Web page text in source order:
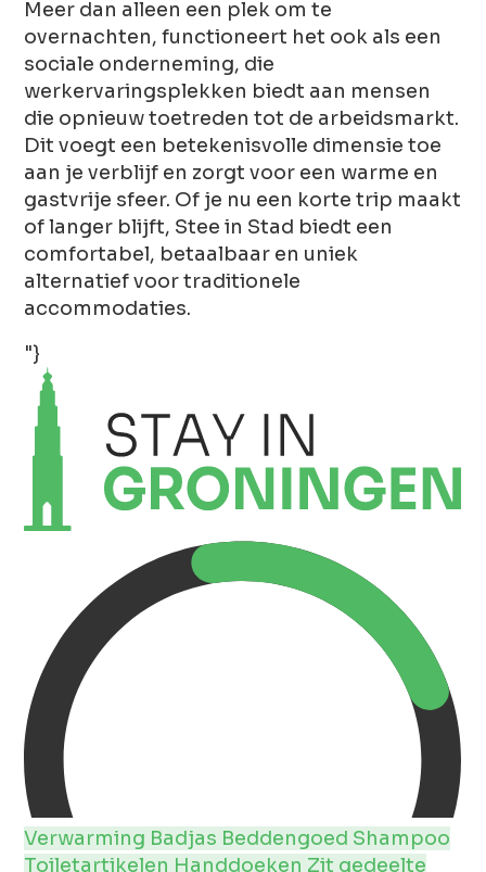
Meer dan alleen een plek om te
overnachten, functioneert het ook als een
sociale onderneming, die
werkervaringsplekken biedt aan mensen
die opnieuw toetreden tot de arbeidsmarkt.
Dit voegt een betekenisvolle dimensie toe
aan je verblijf en zorgt voor een warme en
gastvrije sfeer. Of je nu een korte trip maakt
of langer blijft, Stee in Stad biedt een
comfortabel, betaalbaar en uniek
alternatief voor traditionele
accommodaties.
"}
Verwarming Badjas Beddengoed Shampoo
Toiletartikelen Handdoeken Zit gedeelte